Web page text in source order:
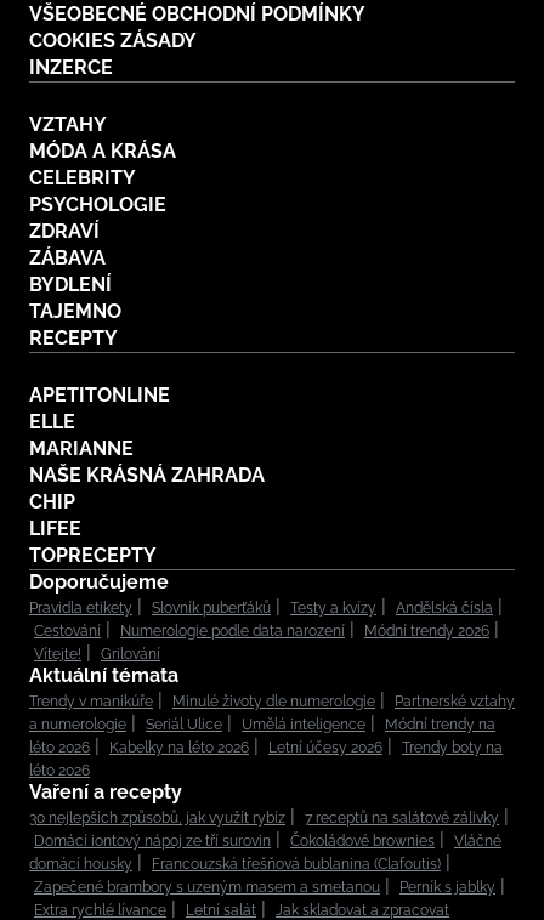
VŠEOBECNÉ OBCHODNÍ PODMÍNKY
COOKIES ZÁSADY
INZERCE
VZTAHY
MÓDA A KRÁSA
CELEBRITY
PSYCHOLOGIE
ZDRAVÍ
ZÁBAVA
BYDLENÍ
TAJEMNO
RECEPTY
APETITONLINE
ELLE
MARIANNE
NAŠE KRÁSNÁ ZAHRADA
CHIP
LIFEE
TOPRECEPTY
Doporučujeme
Pravidla etikety Slovník puberťáků Testy a kvízy
Andělská čísla
Cestování
Numerologie podle data narození
Módní trendy 2026
Vítejte!
Grilování
Aktuální témata
Trendy v manikúře Minulé životy dle numerologie
Partnerské vztahy
a numerologie
Seriál Ulice Umělá inteligence
Módní trendy na
léto 2026
Kabelky na léto 2026 Letní účesy 2026
Trendy boty na
léto 2026
Vaření a recepty
30 nejlepších způsobů, jak využít rybíz
7 receptů na salátové zálivky
Domácí iontový nápoj ze tří surovin
Čokoládové brownies
Vláčné
domácí housky
Francouzská třešňová bublanina (Clafoutis)
Zapečené brambory s uzeným masem a smetanou
Perník s jablky
Extra rychlé lívance
Letní salát
Jak skladovat a zpracovat